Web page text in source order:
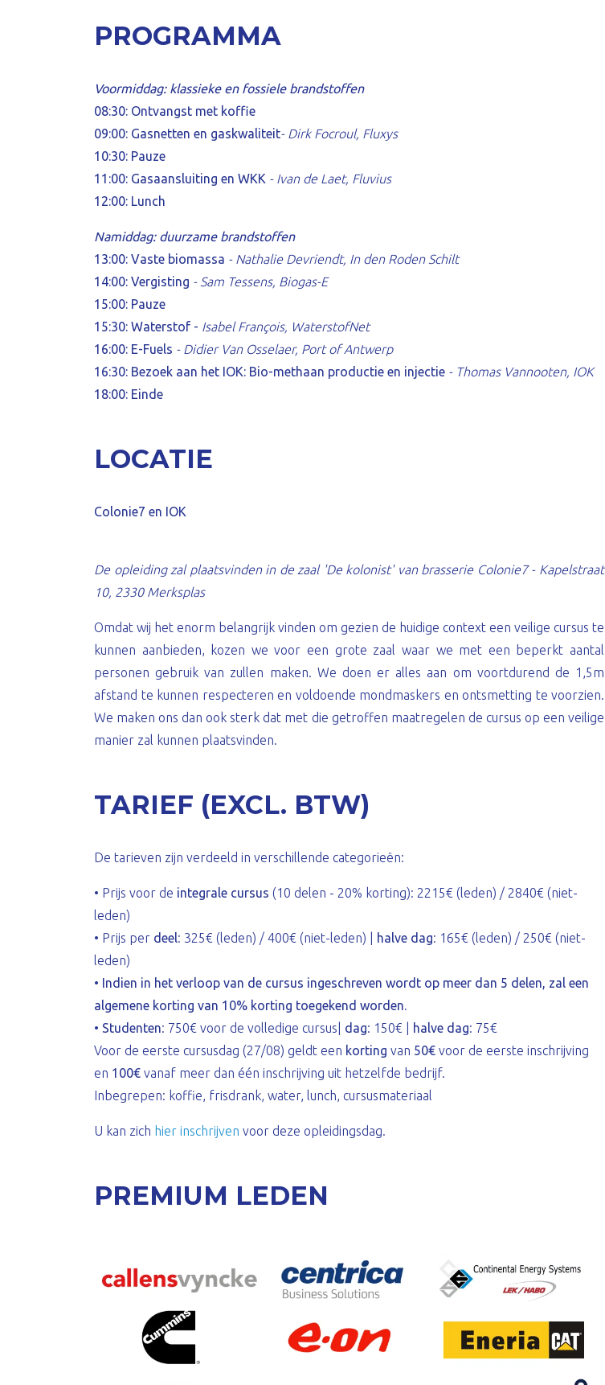
PROGRAMMA
Voormiddag: klassieke en fossiele brandstoffen
08:30: Ontvangst met koffie
09:00: Gasnetten en gaskwaliteit- Dirk Focroul, Fluxys
10:30: Pauze
11:00: Gasaansluiting en WKK - Ivan de Laet, Fluvius
12:00: Lunch
Namiddag: duurzame brandstoffen
13:00: Vaste biomassa - Nathalie Devriendt, In den Roden Schilt
14:00: Vergisting - Sam Tessens, Biogas-E
15:00: Pauze
15:30: Waterstof - Isabel François, WaterstofNet
16:00: E-Fuels - Didier Van Osselaer, Port of Antwerp
16:30: Bezoek aan het IOK: Bio-methaan productie en injectie - Thomas Vannooten, IOK
18:00: Einde
LOCATIE
Colonie7 en IOK
De opleiding zal plaatsvinden in de zaal 'De kolonist' van brasserie Colonie7 - Kapelstraat
10, 2330 Merksplas
Omdat wij het enorm belangrijk vinden om gezien de huidige context een veilige cursus te
kunnen aanbieden, kozen we voor een grote zaal waar we met een beperkt aantal
personen gebruik van zullen maken. We doen er alles aan om voortdurend de 1,5m
afstand te kunnen respecteren en voldoende mondmaskers en ontsmetting te voorzien.
We maken ons dan ook sterk dat met die getroffen maatregelen de cursus op een veilige
manier zal kunnen plaatsvinden.
TARIEF (EXCL. BTW)
De tarieven zijn verdeeld in verschillende categorieën:
• Prijs voor de integrale cursus (10 delen - 20% korting): 2215€ (leden) / 2840€ (niet-
leden)
• Prijs per deel: 325€ (leden) / 400€ (niet-leden) | halve dag: 165€ (leden) / 250€ (niet-
leden)
• Indien in het verloop van de cursus ingeschreven wordt op meer dan 5 delen, zal een
algemene korting van 10% korting toegekend worden.
• Studenten: 750€ voor de volledige cursus| dag: 150€ | halve dag: 75€
Voor de eerste cursusdag (27/08) geldt een korting van 50€ voor de eerste inschrijving
en 100€ vanaf meer dan één inschrijving uit hetzelfde bedrijf.
Inbegrepen: koffie, frisdrank, water, lunch, cursusmateriaal
U kan zich hier inschrijven voor deze opleidingsdag.
PREMIUM LEDEN